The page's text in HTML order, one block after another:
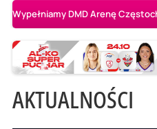
Wypełniamy DMD Arenę
AKTUALNOŚCI